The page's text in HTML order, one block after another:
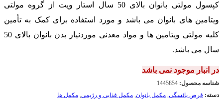
کپسول مولتی بانوان بالای 50 سال استار ویت از گروه مولتی
ویتامین های بانوان می باشد و مورد استفاده برای کمک به تأمین
کلیه مولتی ویتامین ها و مواد معدنی موردنیاز بدن بانوان بالای 50
سال می باشد.
در انبار موجود نمی باشد
شناسه محصول: 1445854
دسته: قرص یائسگی, مکمل بانوان, مکمل غذایی و رژیمی, مکمل ها